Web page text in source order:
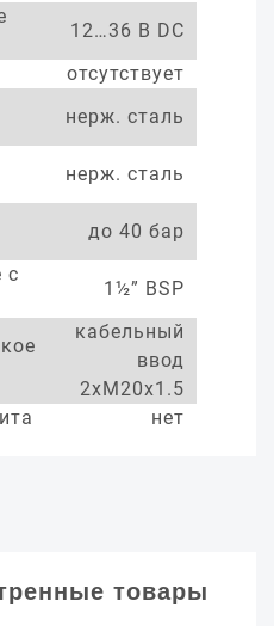
12…36 В DC
отсутствует
нерж. сталь
нерж. сталь
до 40 бар
с
1½” BSP
кабельный
ввод
2xM20x1.5
нет
товары